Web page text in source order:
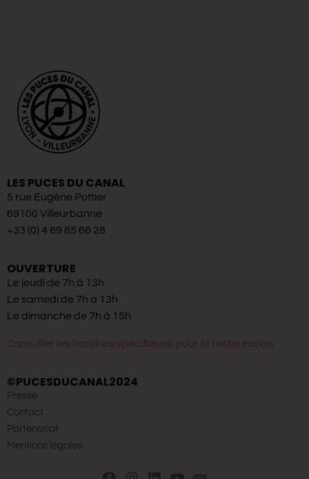
LES PUCES DU CANAL
5 rue Eugène Pottier
69100 Villeurbanne
+33 (0) 4 69 85 66 28
OUVERTURE
Le jeudi de 7h à 13h
Le samedi de 7h à 13h
Le dimanche de 7h à 15h
Consulter les horaires spécifiques pour la restauration
©PUCESDUCANAL2024
Presse
Contact
Partenariat
Mentions légales